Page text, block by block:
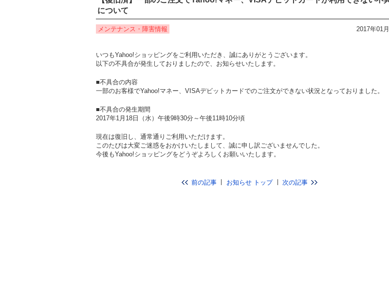
について
メンテナンス・障害情報 2017年01
いつもYahoo!ショッピングをご利用いただき、誠にありがとうございます。
以下の不具合が発生しておりましたので、お知らせいたします。
■不具合の内容
一部のお客様でYahoo!マネー、VISAデビットカードでのご注文ができない状況となっておりました。
■不具合の発生期間
2017年1月18日（水）午後9時30分～午後11時10分頃
現在は復旧し、通常通りご利用いただけます。
このたびは大変ご迷惑をおかけいたしまして、誠に申し訳ございませんでした。
今後もYahoo!ショッピングをどうぞよろしくお願いいたします。
前の記事 お知らせ トップ 次の記事